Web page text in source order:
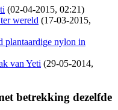
(02-04-2015, 02:21)
wereld (17-03-2015,
plantaardige nylon in
van Yeti (29-05-2014,
betrekking dezelfde